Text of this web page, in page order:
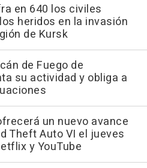
en 640 los civiles
heridos en la invasión
de Kursk
de Fuego de
su actividad y obliga a
un nuevo avance
Theft Auto VI el jueves
y YouTube